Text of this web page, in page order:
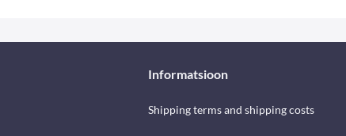
Informatsioon
Shipping terms and shipping costs